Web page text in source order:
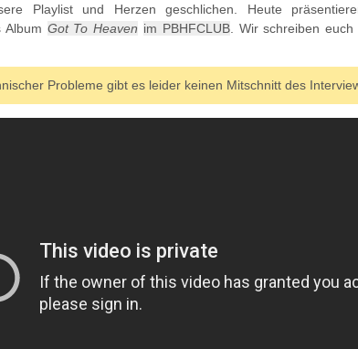
Playlist und Herzen geschlichen. Heute
Album Got To Heaven im PBHFCLUB. Wir schreiben
Probleme gibt es leider keinen Mitschnitt des